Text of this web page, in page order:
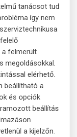
tanácsot tud
így nem
a felmerült
megoldásokkal.
elérhető.
beállítható a
és opciók
beállítás
a kijelzőn.